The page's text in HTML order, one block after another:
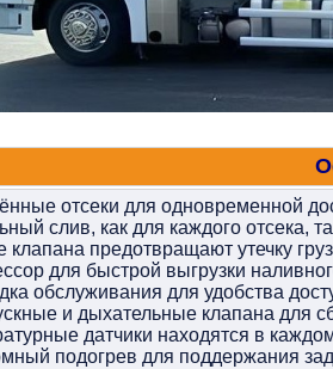
отсеки для одновременной
слив, как для каждого отсека,
предотвращают утечку
для быстрой выгрузки
обслуживания для удобства
и дыхательные клапана для
датчики находятся в
подогрев для поддержания